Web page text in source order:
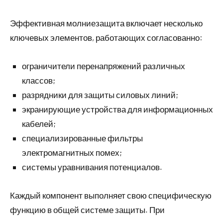
Эффективная молниезащита включает несколько
ключевых элементов, работающих согласованно:
ограничители перенапряжений различных
классов;
разрядники для защиты силовых линий;
экранирующие устройства для информационных
кабелей;
специализированные фильтры
электромагнитных помех;
системы уравнивания потенциалов.
Каждый компонент выполняет свою специфическую
функцию в общей системе защиты. При